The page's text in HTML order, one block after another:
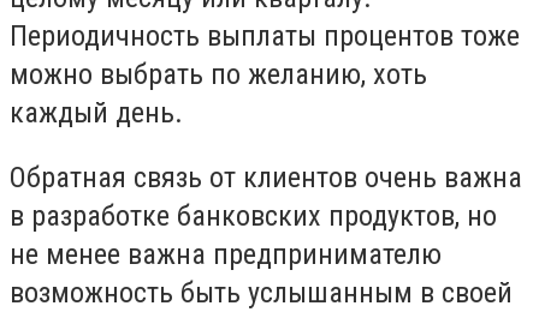
Периодичность выплаты процентов тоже
можно выбрать по желанию, хоть
каждый день.
Обратная связь от клиентов очень важна
в разработке банковских продуктов, но
не менее важна предпринимателю
возможность быть услышанным в своей